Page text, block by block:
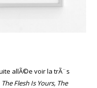
allÃ©e voir la trÃ¨s
The Flesh Is Yours, The